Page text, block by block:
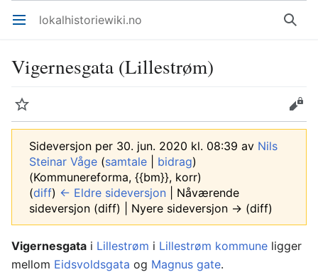
Åpne hovedmenyen lokalhistoriewiki.no Søk
Vigernesgata (Lillestrøm)
Overvåk Rediger
Sideversjon per 30. jun. 2020 kl. 08:39 av Nils
Steinar Våge (samtale bidrag)
(Kommunereforma, {{bm}}, korr)
(diff) ← Eldre sideversjon | Nåværende
sideversjon (diff) | Nyere sideversjon → (diff)
Vigernesgata i Lillestrøm i Lillestrøm kommune ligger
mellom Eidsvoldsgata og Magnus gate.